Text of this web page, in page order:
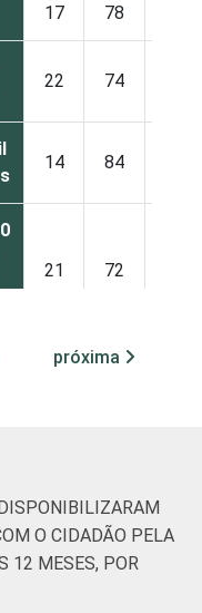
17 78
22 74
14 84
21 72
73 20
próxima
O CIDADÃO PELA
12 MESES, POR